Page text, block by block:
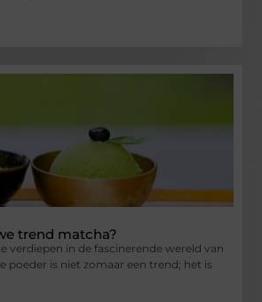
trend matcha?
verdiepen in de fascinerende wereld van
poeder is niet zomaar een trend; het is